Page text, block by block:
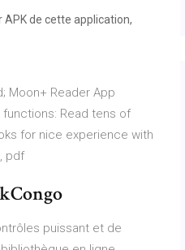
de cette application,
Moon+ Reader App
functions: Read tens of
for nice experience with
pdf
puissant et de